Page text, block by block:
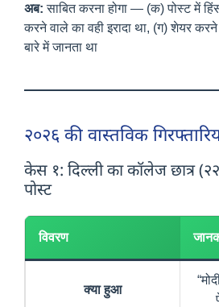
अब: साबित करना होगा — (क) पोस्ट में
करने वाले का वही इरादा था, (ग) शेयर
बारे में जानता था
२०२६ की वास्तविक
केस १: दिल्ली का कॉलेज छात्र
पोस्ट
विवरण
क्या हुआ